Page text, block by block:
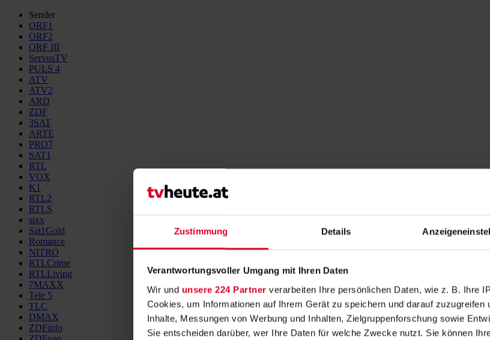
Zustimmung Details
Verantwortungsvoller Umgang mit Ihren Daten
Wir und unsere 224 Partner verarbeiten Ihre persönlichen Daten, wie z. B. Ihre
Cookies, um Informationen auf Ihrem Gerät zu speichern und darauf zuzugreifen
Inhalte, Messungen von Werbung und Inhalten, Zielgruppenforschung sowie
Sie entscheiden darüber, wer Ihre Daten für welche Zwecke nutzt. Sie können
Sender
ORF1
ORF2
ORF III
ServusTV
PULS 4
ATV
ATV2
ARD
ZDF
3SAT
ARTE
PRO7
SAT1
RTL
VOX
K1
RTL2
RTLS
sixx
Sat1Gold
Romance
NITRO
RTLCrime
RTLLiving
7MAXX
Tele 5
TLC
DMAX
ZDFinfo